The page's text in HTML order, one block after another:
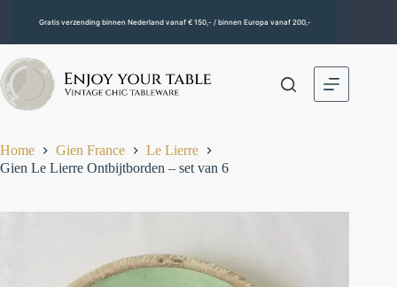
Gratis verzending binnen Nederland vanaf € 150,- / binnen Europa vanaf 200,-
Home Gien France
Le Lierre
Gien Le Lierre Ontbijtborden – set van 6